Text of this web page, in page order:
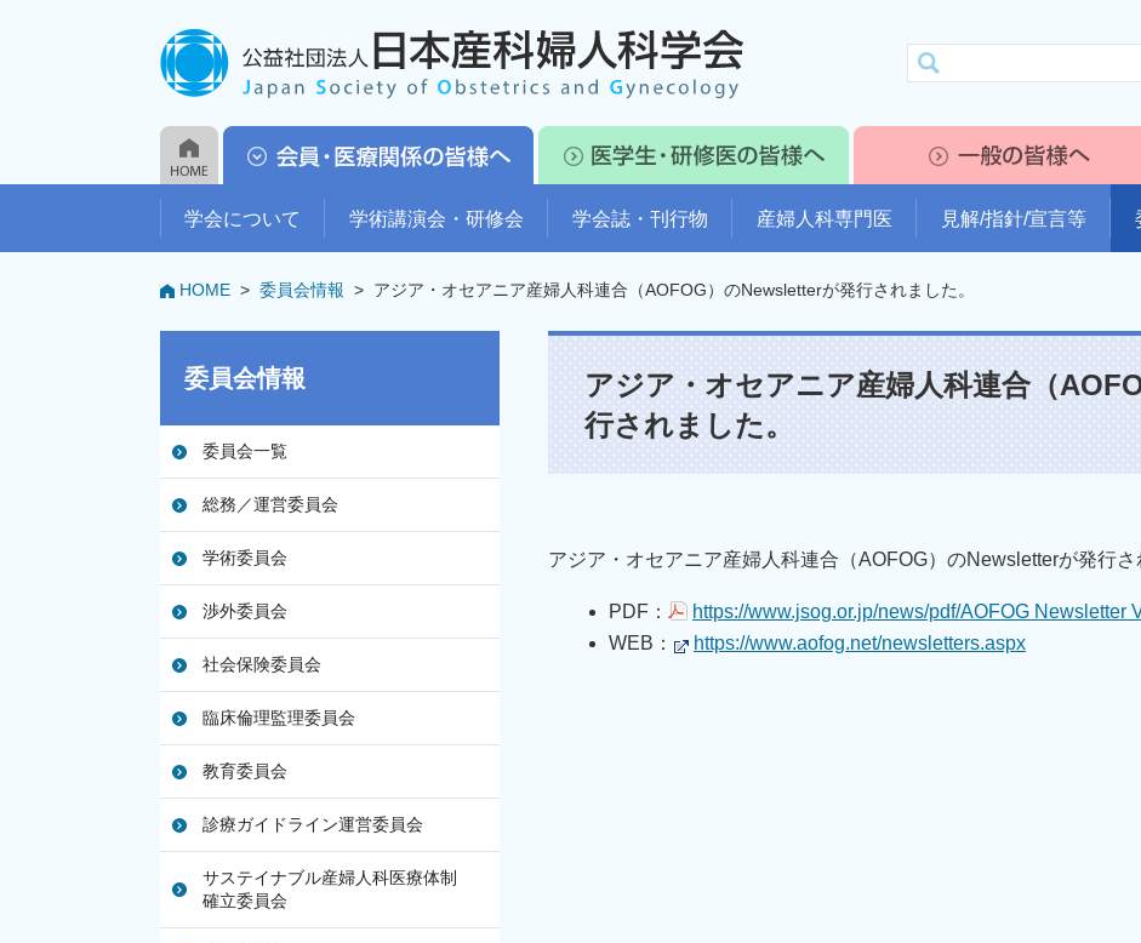
学会について 学術講演会・研修会 学会誌・刊行物 産婦人科専門医 見解/指針/宣言等
委員会情報
委員会一覧
総務／運営委員会
学術委員会
渉外委員会
社会保険委員会
臨床倫理監理委員会
教育委員会
診療ガイドライン運営委員会
サステイナブル産婦人科医療体制
確立委員会
HOME > 委員会情報 > アジア・オセアニア産婦人科連合（AOFOG）のNewsletterが発行されました。
アジア・オセアニア産婦人科連合（
行されました。
アジア・オセアニア産婦人科連合（AOFOG）のNewsletterが発行さ
PDF：
https://www.jsog.or.jp/news/pdf/AOFOG Newsletter
WEB：
https://www.aofog.net/newsletters.aspx